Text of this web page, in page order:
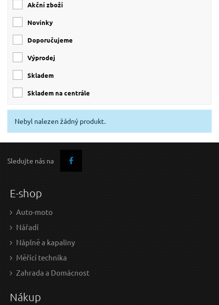
EXTOL-CRAFT
GEKO (3)
Akční zboží
Novinky
Doporučujeme
Výprodej
skladem
skladem na centrále
Nebyl nalezen žádný produkt.
Sledujte nás na
E-shop
Auto-moto
Nářadí
Náplně a kapaliny
Měřící technika
Zahrada a Domácnost
Nákup